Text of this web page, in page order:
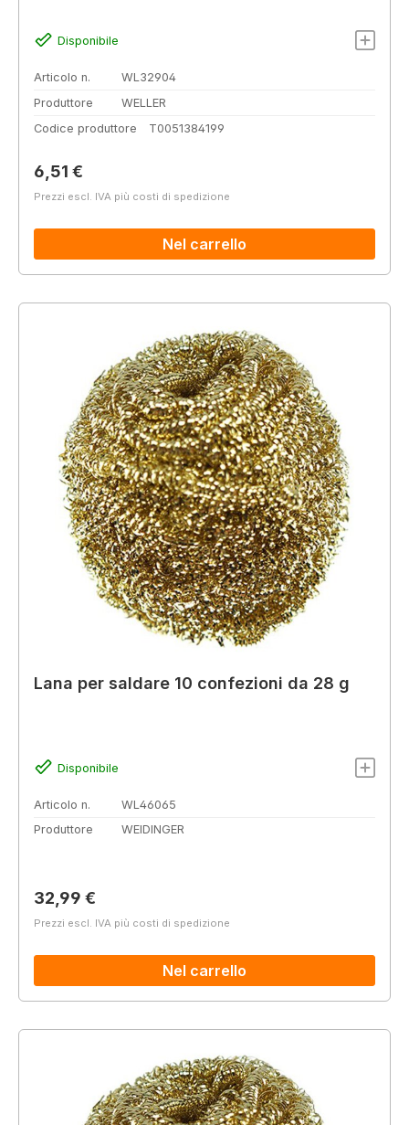
Disponibile
Articolo n.
WL32904
Produttore
WELLER
Codice produttore
T0051384199
Prezzo normale:
6,51 €
Prezzi escl. IVA più costi di spedizione
Nel carrello
Lana per saldare 10 confezioni da 28 g
Disponibile
Articolo n.
WL46065
Produttore
WEIDINGER
Prezzo normale:
32,99 €
Prezzi escl. IVA più costi di spedizione
Nel carrello